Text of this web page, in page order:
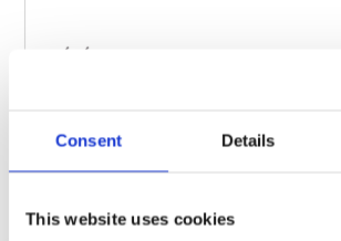
Consent Details
This website uses cookies
125005CTX CTX-255sb ClorShock 5Kg
Afficher moins